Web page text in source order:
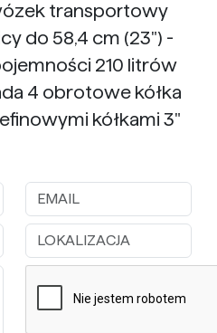
transportowy
do 58,4 cm (23") -
210 litrów
4 obrotowe kółka
kółkami 3"